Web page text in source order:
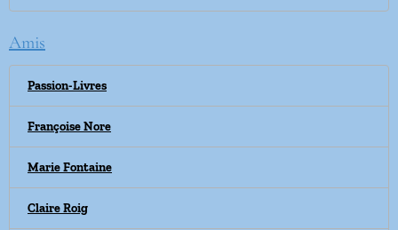
Amis
Passion-Livres
Françoise Nore
Marie Fontaine
Claire Roig